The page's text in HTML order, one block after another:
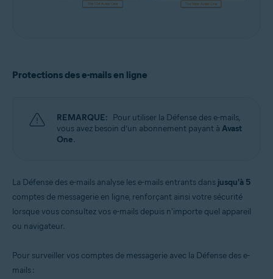
Protections des e-mails en ligne
REMARQUE: Pour utiliser la Défense des e-mails,
vous avez besoin d’un abonnement payant à Avast
One.
La Défense des e-mails analyse les e-mails entrants dans jusqu'à 5
comptes de messagerie en ligne, renforçant ainsi votre sécurité
lorsque vous consultez vos e-mails depuis n'importe quel appareil
ou navigateur.
Pour surveiller vos comptes de messagerie avec la Défense des e-
mails :